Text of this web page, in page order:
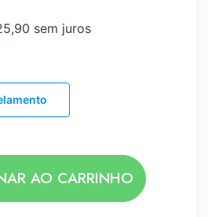
sem juros
AO CARRINHO